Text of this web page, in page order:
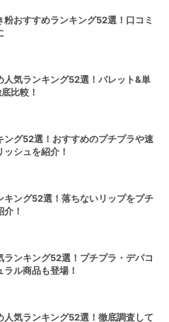
粉おすすめランキング52選！口コミ
人気ランキング52選！パレット&単
比較！
ング52選！おすすめのプチプラや速
シュを紹介！
キング52選！落ちないリップをプチ
！
ランキング52選！プチプラ・デパコ
ル商品も登場！
人気ランキング52選！徹底調査して